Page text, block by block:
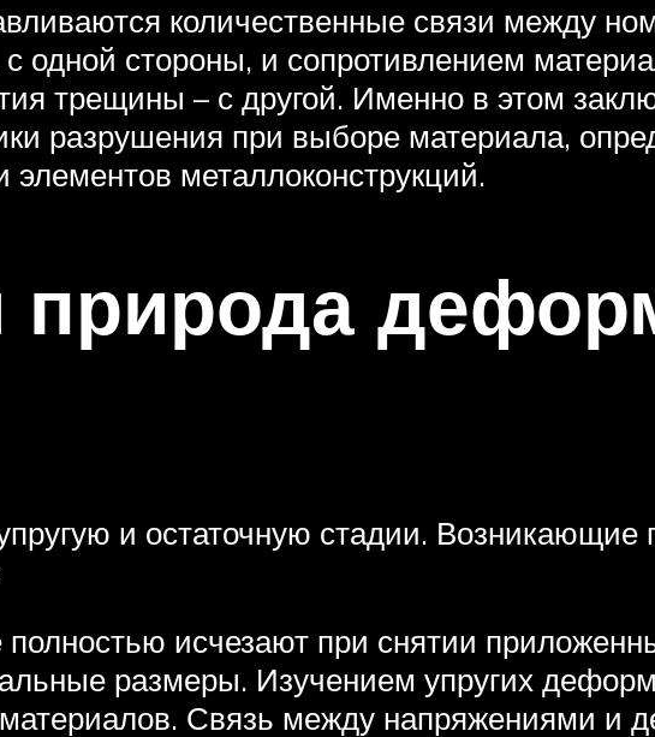
количественные связи между
стороны, и сопротивлением
трещины – с другой. Именно в этом
разрушения при выборе материала,
металлоконструкций.
природа
и остаточную стадии.
полностью исчезают при снятии
размеры. Изучением упругих
материалов. Связь между напряжениями и